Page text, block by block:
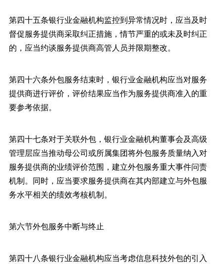
第四十五条银行业金融机构监控到异常情况时，应当及时
督促服务提供商采取纠正措施，情节严重的或未及时纠正
的，应当约谈服务提供商高管人员并限期整改。
第四十六条外包服务结束时，银行业金融机构应当对服务
提供商进行评价，评价结果应当作为服务提供商准入的重
要参考依据。
第四十七条对于关联外包，银行业金融机构董事会及高级
管理层应当推动母公司或所属集团将外包服务质量纳入对
服务提供商的业绩评价范围，建立外包服务重大事件问责
机制。同时，应当要求服务提供商在其内部建立与外包服
务水平相关的绩效考核机制。
第六节外包服务中断与终止
第四十八条银行业金融机构应当考虑信息科技外包的引入